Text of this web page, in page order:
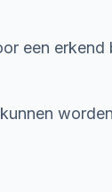
een